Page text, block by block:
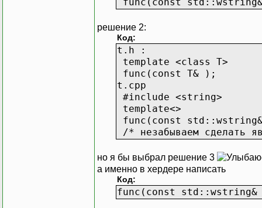
решение 2:
Код:
t.h :
template <class T>
func(const T& );
t.cpp
#include <string>
template<>
func(const
/* незабываем сделать
но я бы выбрал решение 3
а именно в хердере написать
Код:
func(const